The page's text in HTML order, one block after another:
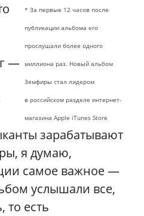
* За первые 12 часов после
публикации альбома его
прослушали более одного
миллиона раз. Новый альбом
Земфиры стал лидером
в российском разделе интернет-
магазина Apple iTunes Store
—
зарабатывают
я думаю,
самое важное —
услышали все,
то есть